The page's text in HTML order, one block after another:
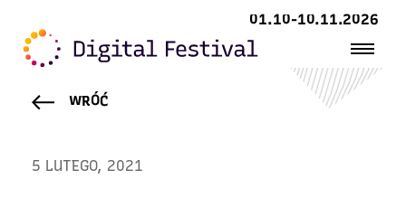
01.10-10.11.2026
WRÓĆ
5 LUTEGO, 2021